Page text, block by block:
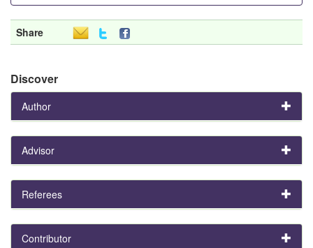
Share
Discover
Author
Advisor
Referees
Contributor